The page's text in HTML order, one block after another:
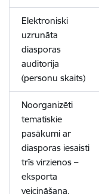
Elektroniski
uzrunāta
diasporas
auditorija
(personu skaits)
Noorganizēti
tematiskie
pasākumi ar
diasporas iesaisti
trīs virzienos –
eksporta
veicināšana,